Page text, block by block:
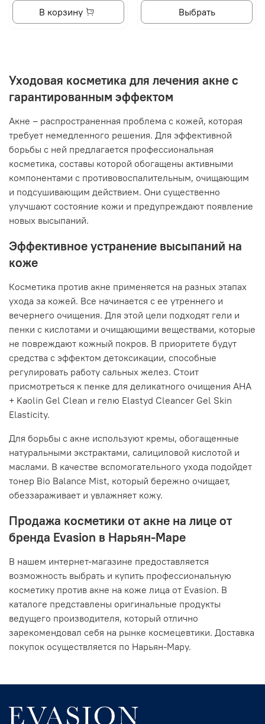
В корзину Выбрать
Уходовая косметика для лечения акне с
гарантированным эффектом
Акне – распространенная проблема с кожей, которая
требует немедленного решения. Для эффективной
борьбы с ней предлагается профессиональная
косметика, составы которой обогащены активными
компонентами с противовоспалительным, очищающим
и подсушивающим действием. Они существенно
улучшают состояние кожи и предупреждают появление
новых высыпаний.
Эффективное устранение высыпаний на
коже
Косметика против акне применяется на разных этапах
ухода за кожей. Все начинается с ее утреннего и
вечернего очищения. Для этой цели подходят гели и
пенки с кислотами и очищающими веществами, которые
не повреждают кожный покров. В приоритете будут
средства с эффектом детоксикации, способные
регулировать работу сальных желез. Стоит
присмотреться к пенке для деликатного очищения AHA
+ Kaolin Gel Clean и гелю Elastyd Cleancer Gel Skin
Elasticity.
Для борьбы с акне используют кремы, обогащенные
натуральными экстрактами, салициловой кислотой и
маслами. В качестве вспомогательного ухода подойдет
тонер Bio Balance Mist, который бережно очищает,
обеззараживает и увлажняет кожу.
Продажа косметики от акне на лице от
бренда Evasion в Нарьян-Маре
В нашем интернет-магазине предоставляется
возможность выбрать и купить профессиональную
косметику против акне на коже лица от Evasion. В
каталоге представлены оригинальные продукты
ведущего производителя, который отлично
зарекомендовал себя на рынке космецевтики. Доставка
покупок осуществляется по Нарьян-Мару.